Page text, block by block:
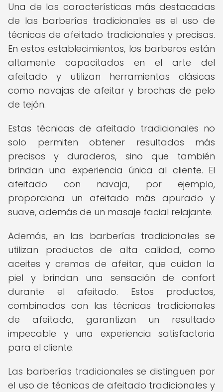
Una de las características más destacadas
de las barberías tradicionales es el uso de
técnicas de afeitado tradicionales y precisas.
En estos establecimientos, los barberos están
altamente capacitados en el arte del
afeitado y utilizan herramientas clásicas
como navajas de afeitar y brochas de pelo
de tejón.
Estas técnicas de afeitado tradicionales no
solo permiten obtener resultados más
precisos y duraderos, sino que también
brindan una experiencia única al cliente. El
afeitado con navaja, por ejemplo,
proporciona un afeitado más apurado y
suave, además de un masaje facial relajante.
Además, en las barberías tradicionales se
utilizan productos de alta calidad, como
aceites y cremas de afeitar, que cuidan la
piel y brindan una sensación de confort
durante el afeitado. Estos productos,
combinados con las técnicas tradicionales
de afeitado, garantizan un resultado
impecable y una experiencia satisfactoria
para el cliente.
Las barberías tradicionales se distinguen por
el uso de técnicas de afeitado tradicionales y